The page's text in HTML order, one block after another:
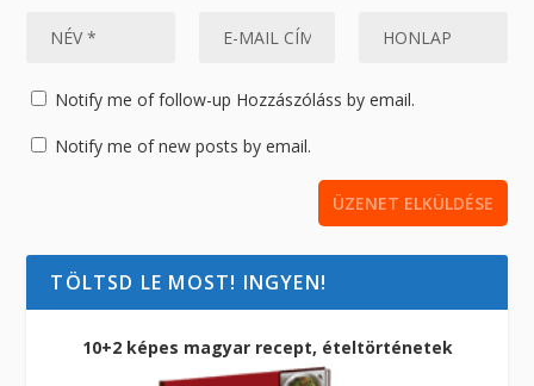
Notify me of follow-up Hozzászóláss by email.
Notify me of new posts by email.
TÖLTSD LE MOST! INGYEN!
10+2 képes magyar recept, ételtörténetek